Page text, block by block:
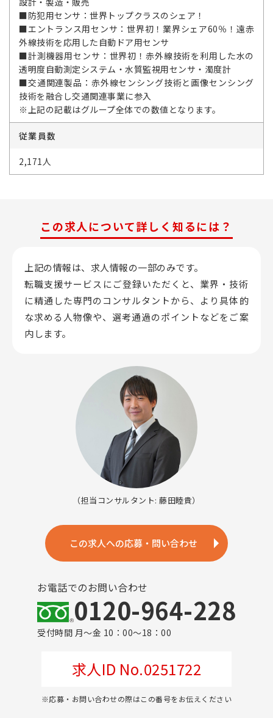
■防犯用センサ：世界トップクラスのシェア！
■エントランス用センサ：世界初！業界シェア60％！遠赤
外線技術を応用した自動ドア用センサ
■計測機器用センサ：世界初！赤外線技術を利用した水の
透明度自動測定システム・水質監視用センサ・濁度計
■交通関連製品：赤外線センシング技術と画像センシング
技術を融合し交通関連事業に参入
※上記の記載はグループ全体での数値となります。
従業員数
2,171人
この求人について詳しく知るには？
上記の情報は、求人情報の一部のみです。
転職支援サービスにご登録いただくと、業界・技術
に精通した専門のコンサルタントから、 より具体的
な求める人物像や、選考通過のポイントなどをご案
内します。
（担当コンサルタント: 藤田睦貴）
この求人への応募・問い合わせ
お電話でのお問い合わせ
0120-964-228
受付時間 月～金 10：00～18：00
求人ID No.0251722
※応募・お問い合わせの際はこの番号をお伝えください